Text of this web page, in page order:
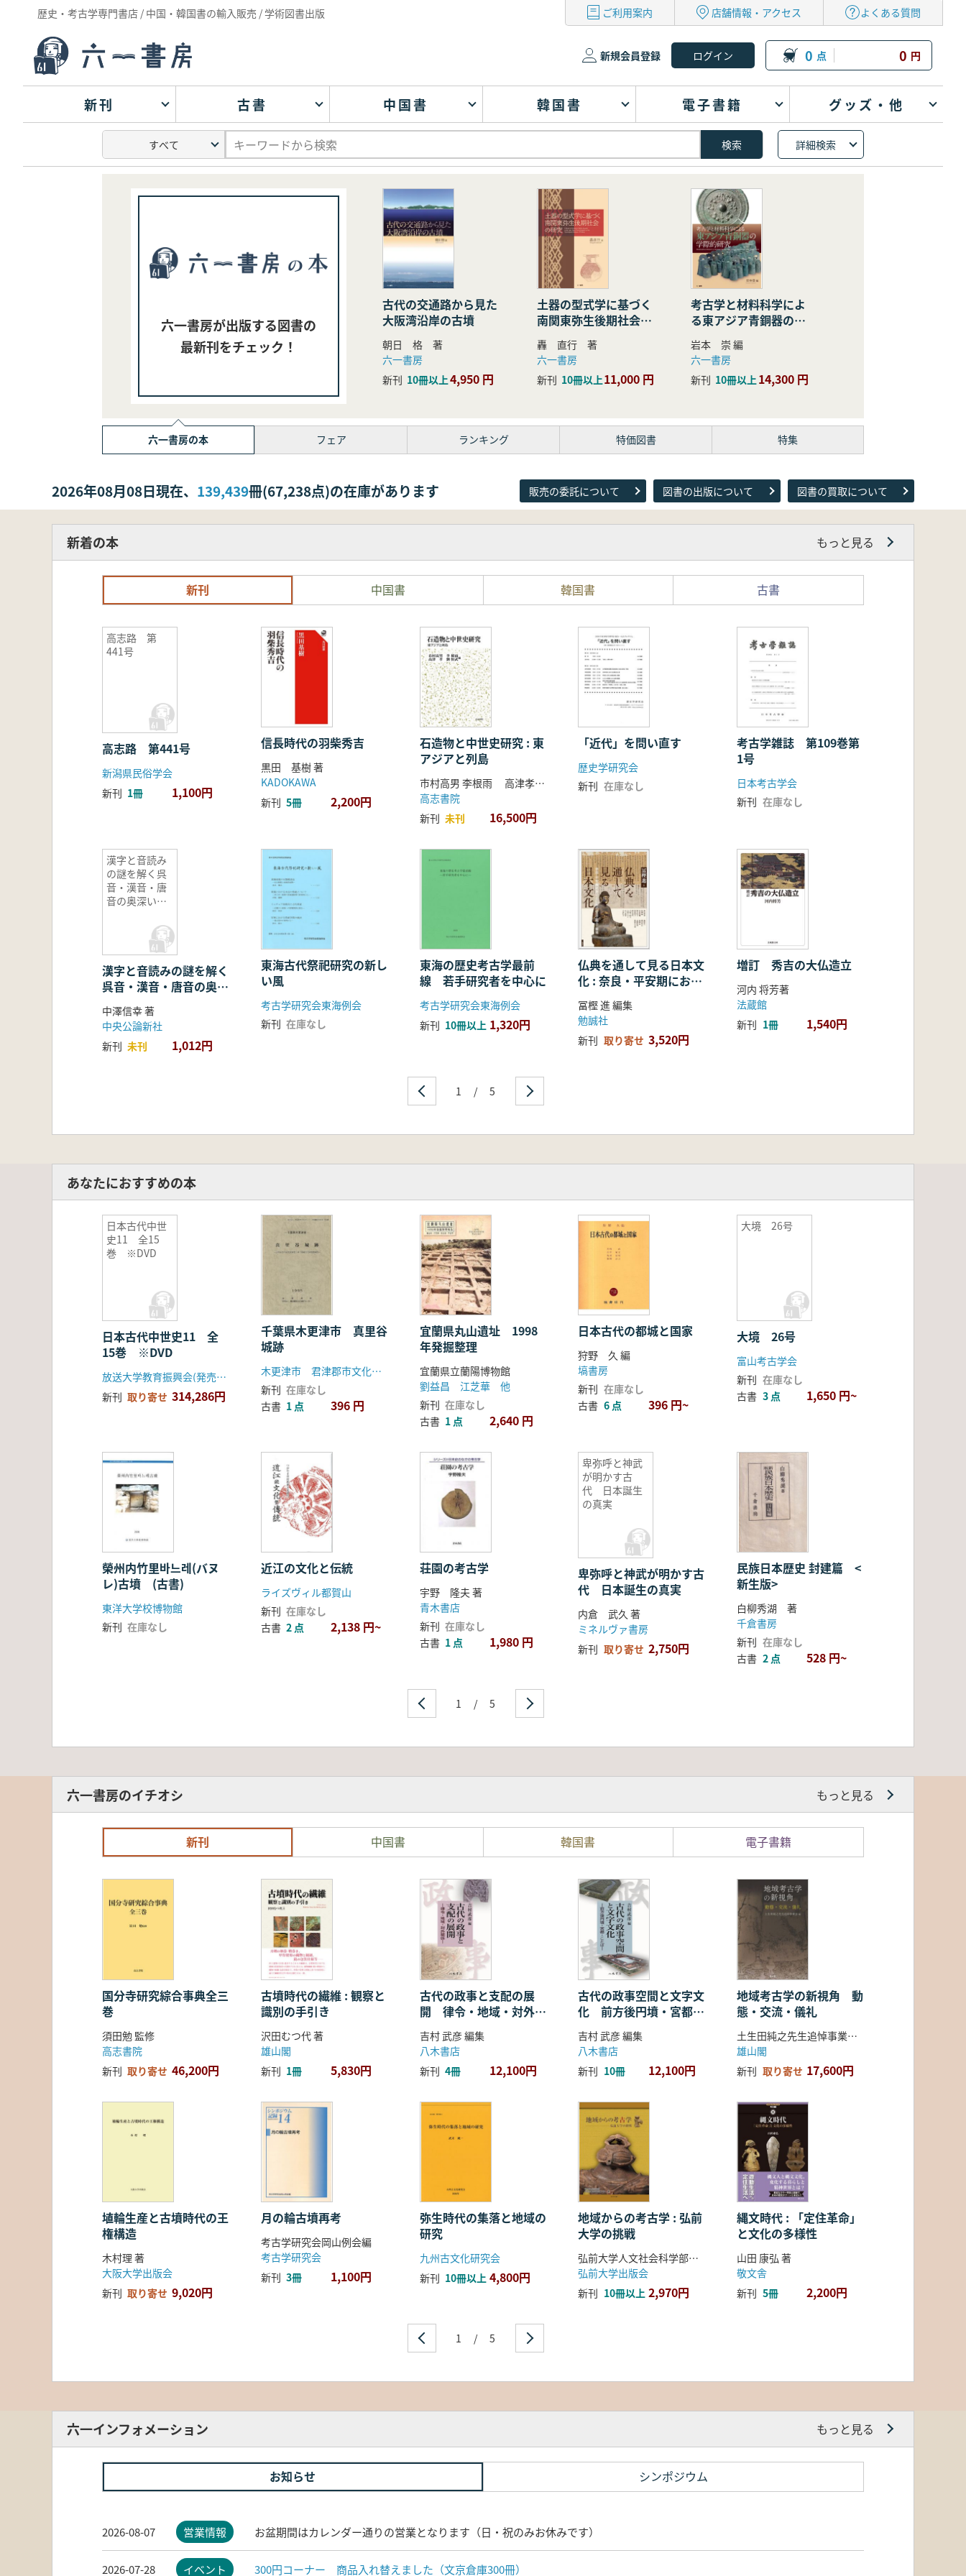
歴史・考古学専門書店 / 中国・韓国書の輸入販売 / 学術図書出版 ご利用案内 店舗情報・アクセス よくある質問
新規会員登録 0 点 0 円
新刊 古書 中国書 韓国書 電子書籍 グッズ・他
詳細検索
六一書房が出版する図書の
最新刊をチェック！
古代の交通路から見た
大阪湾沿岸の古墳
朝日 格 著
六一書房
新刊 10冊以上4,950 円
土器の型式学に基づく
南関東弥生後期社会の
研究
轟 直行 著
六一書房
新刊 10冊以上11,000 円
考古学と材料科学によ
る東アジア青銅器の学
際的研究
岩本 崇 編
六一書房
新刊 10冊以上14,300 円
六一書房の本 フェア ランキング 特価図書 特集
2026年08月08日現在、 139,439冊(67,238点)の在庫があります 販売の委託について 図書の出版について 図書の買取について
新着の本 もっと見る
新刊 中国書 韓国書 古書
高志路 第
441号
高志路 第441号
新潟県民俗学会
新刊 1冊 1,100円
信長時代の羽柴秀吉
黒田 基樹 著
KADOKAWA
新刊 5冊 2,200円
石造物と中世史研究 : 東
アジアと列島
市村高男 李根雨 高津孝 劉恒武 編
高志書院
新刊 未刊 16,500円
「近代」を問い直す
歴史学研究会
新刊 在庫なし
考古学雑誌 第109巻第
1号
日本考古学会
新刊 在庫なし
漢字と音読み
の謎を解く呉
音・漢音・唐
音の奥深い世
漢字と音読みの謎を解く
呉音・漢音・唐音の奥深
い世界
中澤信幸 著
中央公論新社
新刊 未刊 1,012円
東海古代祭祀研究の新し
い風
考古学研究会東海例会
新刊 在庫なし
東海の歴史考古学最前
線 若手研究者を中心に
考古学研究会東海例会
新刊 10冊以上 1,320円
仏典を通して見る日本文
化 : 奈良・平安期におけ
る仏教の受容・融合・展
開
冨樫 進 編集
勉誠社
新刊 取り寄せ 3,520円
増訂 秀吉の大仏造立
河内 将芳著
法蔵館
新刊 1冊 1,540円
1 / 5
あなたにおすすめの本
日本古代中世
史11 全15
巻 ※DVD
日本古代中世史11 全
15巻 ※DVD
放送大学教育振興会(発売元丸善)
新刊 取り寄せ 314,286円
千葉県木更津市 真里谷
城跡
木更津市 君津郡市文化財センター
新刊 在庫なし
古書 1 点 396 円
宜蘭県丸山遺址 1998
年発掘整理
宜蘭県立蘭陽博物館
劉益昌 江芝華 他
新刊 在庫なし
古書 1 点 2,640 円
日本古代の都城と国家
狩野 久 編
塙書房
新刊 在庫なし
古書 6 点 396 円~
大境 26号
大境 26号
富山考古学会
新刊 在庫なし
古書 3 点 1,650 円~
榮州内竹里바느레(バヌ
レ)古墳 (古書)
東洋大学校博物館
新刊 在庫なし
近江の文化と伝統
ライズヴィル都賀山
新刊 在庫なし
古書 2 点 2,138 円~
荘園の考古学
宇野 隆夫 著
青木書店
新刊 在庫なし
古書 1 点 1,980 円
卑弥呼と神武
が明かす古
代 日本誕生
の真実
卑弥呼と神武が明かす古
代 日本誕生の真実
内倉 武久 著
ミネルヴァ書房
新刊 取り寄せ 2,750円
民族日本歴史 封建篇 <
新生版>
白柳秀湖 著
千倉書房
新刊 在庫なし
古書 2 点 528 円~
1 / 5
六一書房のイチオシ もっと見る
新刊 中国書 韓国書 電子書籍
国分寺研究綜合事典全三
巻
須田勉 監修
高志書院
新刊 取り寄せ 46,200円
古墳時代の繊維 : 観察と
識別の手引き
沢田むつ代 著
雄山閣
新刊 1冊 5,830円
古代の政事と支配の展
開 律令・地域・対外関
吉村 武彦 編集
八木書店
新刊 4冊 12,100円
古代の政事空間と文字文
化 前方後円墳・宮都・
吉村 武彦 編集
八木書店
新刊 10冊 12,100円
地域考古学の新視角 動
態・交流・儀礼
土生田純之先生追悼事業会 編
雄山閣
新刊 取り寄せ 17,600円
埴輪生産と古墳時代の王
権構造
木村理 著
大阪大学出版会
新刊 取り寄せ 9,020円
月の輪古墳再考
考古学研究会岡山例会編
考古学研究会
新刊 3冊 1,100円
弥生時代の集落と地域の
研究
九州古文化研究会
新刊 10冊以上 4,800円
地域からの考古学 : 弘前
大学の挑戦
弘前大学人文社会科学部北日本考古学研究センター 編
弘前大学出版会
新刊 10冊以上 2,970円
縄文時代 : 「定住革命」
と文化の多様性
山田 康弘 著
敬文舎
新刊 5冊 2,200円
1 / 5
六一インフォメーション もっと見る
お知らせ シンポジウム
2026-08-07 営業情報 お盆期間はカレンダー通りの営業となります（日・祝のみお休みです）
2026-07-28 イベント 300円コーナー 商品入れ替えました（文京倉庫300冊）